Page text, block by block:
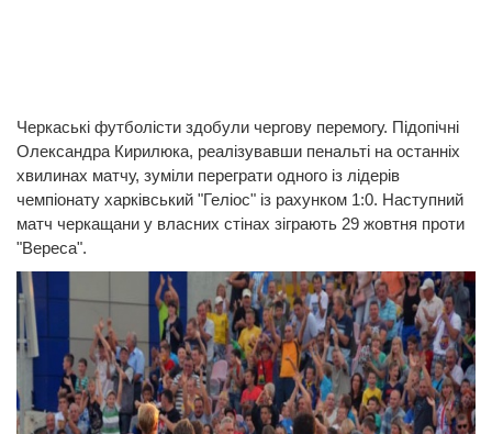
Черкаські футболісти здобули чергову перемогу. Підопічні
Олександра Кирилюка, реалізувавши пенальті на останніх
хвилинах матчу, зуміли переграти одного із лідерів
чемпіонату харківський "Геліос" із рахунком 1:0. Наступний
матч черкащани у власних стінах зіграють 29 жовтня проти
"Вереса".